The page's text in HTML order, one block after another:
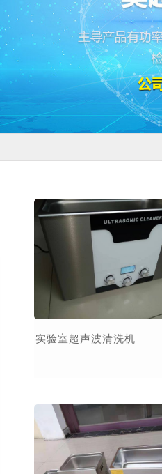
实验室超声波清洗机